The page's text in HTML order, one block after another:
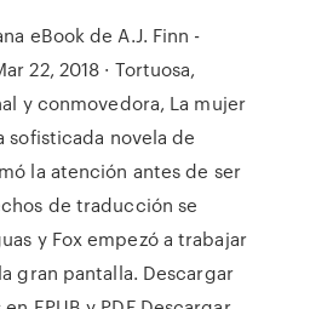
eBook de A.J. Finn -
22, 2018 · Tortuosa,
y conmovedora, La mujer
sofisticada novela de
la atención antes de ser
de traducción se
y Fox empezó a trabajar
gran pantalla. Descargar